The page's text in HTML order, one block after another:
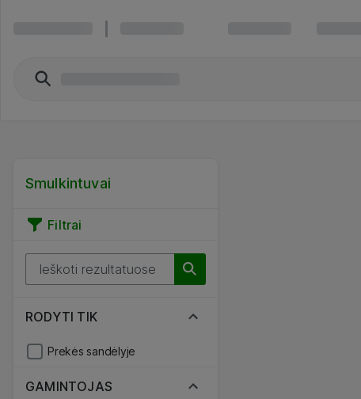
Smulkintuvai
Filtrai
RODYTI TIK
Prekės sandėlyje
GAMINTOJAS